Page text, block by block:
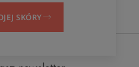
SKÓRY
Na czele innowacji